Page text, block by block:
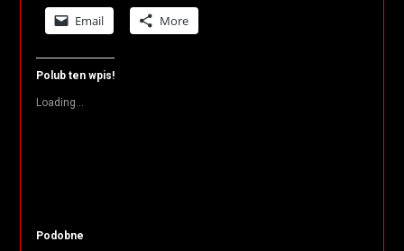
Email More
Polub ten wpis!
Loading...
Podobne